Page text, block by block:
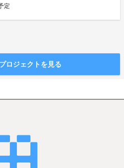
定
ロジェクトを見る